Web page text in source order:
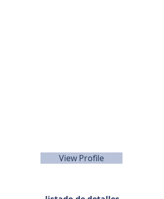
View Profile